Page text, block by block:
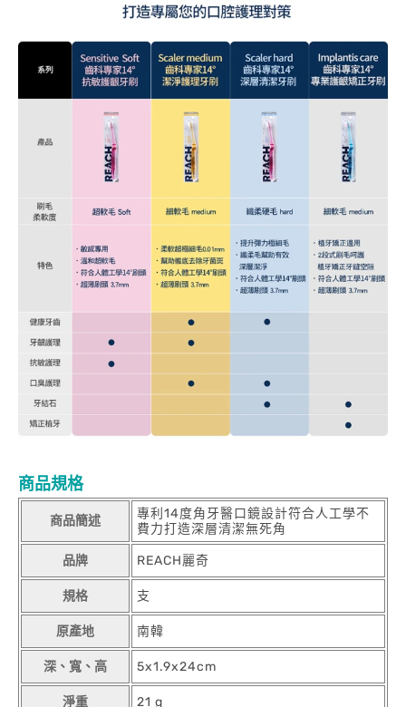
商品規格
商品簡述
專利14度角牙醫口鏡設計符合人工學不
費力打造深層清潔無死角
品牌 REACH麗奇
規格 支
原產地 南韓
深、寬、高 5x1.9x24cm
淨重 21 g